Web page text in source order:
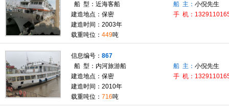
船 型：近海客船
建造地点：保密
建造时间：2003年
载重吨位： 449吨
船 主： 小倪先生
手 机：
信息编号： 867
船 型：内河旅游船
建造地点：保密
建造时间：2010年
载重吨位： 716吨
船 主： 小倪先生
手 机：